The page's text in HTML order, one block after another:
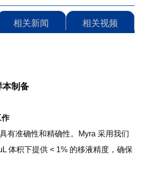
相关新闻 相关视频
本制备
作
有准确性和精确性。Myra 采用我们
体积下提供 < 1% 的移液精度，确保